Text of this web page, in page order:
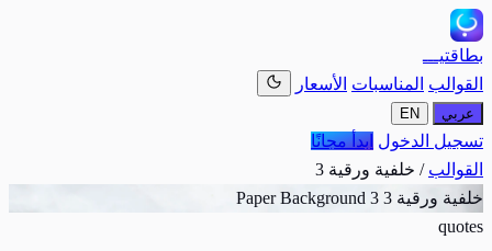
بطاقتيـــ
القوالب المناسبات الأسعار
عربي EN
تسجيل الدخول ابدأ مجانًا
القوالب / خلفية ورقية 3
خلفية ورقية 3
Paper Background 3
quotes